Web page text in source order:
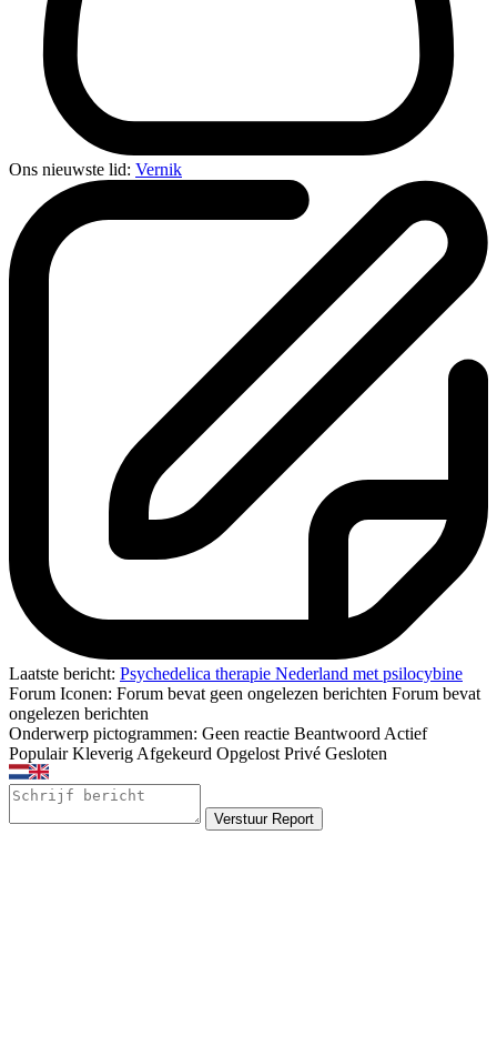
Ons nieuwste lid: Vernik
Laatste bericht: Psychedelica therapie Nederland met psilocybine
Forum Iconen: Forum bevat geen ongelezen berichten Forum bevat
ongelezen berichten
Onderwerp pictogrammen: Geen reactie Beantwoord Actief
Populair Kleverig Afgekeurd Opgelost Privé Gesloten